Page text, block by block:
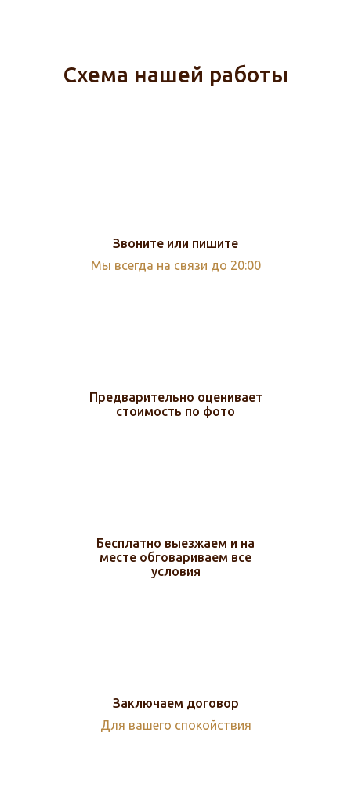
Схема нашей работы
Звоните или пишите
Мы всегда на связи до 20:00
Предварительно оценивает
стоимость по фото
Бесплатно выезжаем и на
месте обговариваем все
условия
Заключаем договор
Для вашего спокойствия